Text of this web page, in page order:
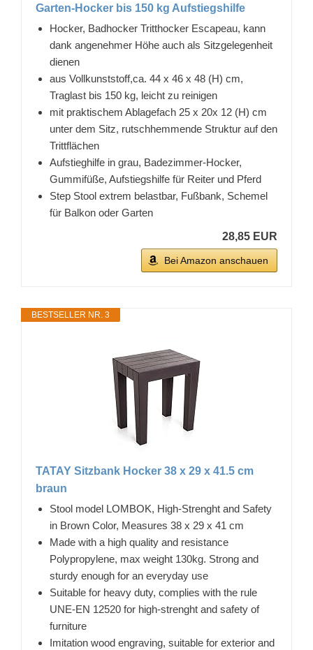
Garten-Hocker bis 150 kg Aufstiegshilfe
Hocker, Badhocker Tritthocker Escapeau, kann
dank angenehmer Höhe auch als Sitzgelegenheit
dienen
aus Vollkunststoff,ca. 44 x 46 x 48 (H) cm,
Traglast bis 150 kg, leicht zu reinigen
mit praktischem Ablagefach 25 x 20x 12 (H) cm
unter dem Sitz, rutschhemmende Struktur auf den
Trittflächen
Aufstieghilfe in grau, Badezimmer-Hocker,
Gummifüße, Aufstiegshilfe für Reiter und Pferd
Step Stool extrem belastbar, Fußbank, Schemel
für Balkon oder Garten
28,85 EUR
Bei Amazon anschauen
BESTSELLER NR. 3
TATAY Sitzbank Hocker 38 x 29 x 41.5 cm
braun
Stool model LOMBOK, High-Strenght and Safety
in Brown Color, Measures 38 x 29 x 41 cm
Made with a high quality and resistance
Polypropylene, max weight 130kg. Strong and
sturdy enough for an everyday use
Suitable for heavy duty, complies with the rule
UNE-EN 12520 for high-strenght and safety of
furniture
Imitation wood engraving, suitable for exterior and